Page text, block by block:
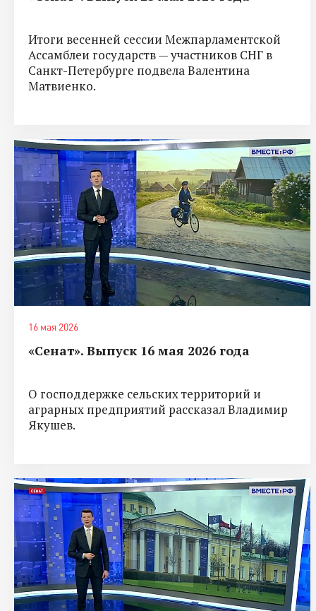
Итоги весенней сессии Межпарламентской
Ассамблеи государств — участников СНГ в
Санкт-Петербурге подвела Валентина
Матвиенко.
16 мая 2026
«Сенат». Выпуск 16 мая 2026 года
О господдержке сельских территорий и
аграрных предприятий рассказал Владимир
Якушев.